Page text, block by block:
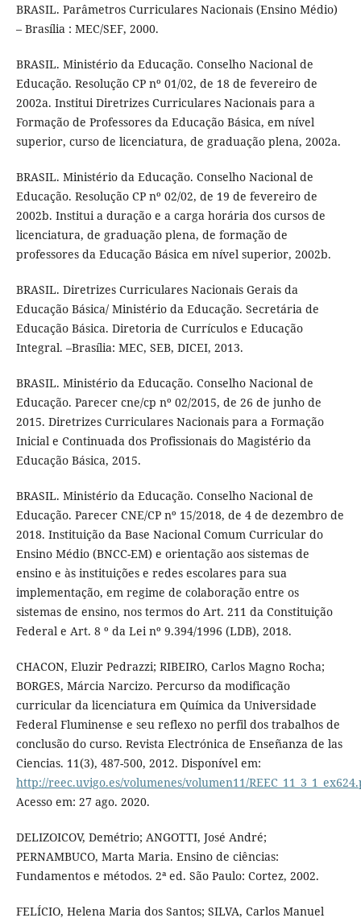
BRASIL. Parâmetros Curriculares Nacionais (Ensino Médio)
– Brasília : MEC/SEF, 2000.
BRASIL. Ministério da Educação. Conselho Nacional de
Educação. Resolução CP nº 01/02, de 18 de fevereiro de
2002a. Institui Diretrizes Curriculares Nacionais para a
Formação de Professores da Educação Básica, em nível
superior, curso de licenciatura, de graduação plena, 2002a.
BRASIL. Ministério da Educação. Conselho Nacional de
Educação. Resolução CP nº 02/02, de 19 de fevereiro de
2002b. Institui a duração e a carga horária dos cursos de
licenciatura, de graduação plena, de formação de
professores da Educação Básica em nível superior, 2002b.
BRASIL. Diretrizes Curriculares Nacionais Gerais da
Educação Básica/ Ministério da Educação. Secretária de
Educação Básica. Diretoria de Currículos e Educação
Integral. –Brasília: MEC, SEB, DICEI, 2013.
BRASIL. Ministério da Educação. Conselho Nacional de
Educação. Parecer cne/cp nº 02/2015, de 26 de junho de
2015. Diretrizes Curriculares Nacionais para a Formação
Inicial e Continuada dos Profissionais do Magistério da
Educação Básica, 2015.
BRASIL. Ministério da Educação. Conselho Nacional de
Educação. Parecer CNE/CP nº 15/2018, de 4 de dezembro de
2018. Instituição da Base Nacional Comum Curricular do
Ensino Médio (BNCC-EM) e orientação aos sistemas de
ensino e às instituições e redes escolares para sua
implementação, em regime de colaboração entre os
sistemas de ensino, nos termos do Art. 211 da Constituição
Federal e Art. 8 º da Lei nº 9.394/1996 (LDB), 2018.
CHACON, Eluzir Pedrazzi; RIBEIRO, Carlos Magno Rocha;
BORGES, Márcia Narcizo. Percurso da modificação
curricular da licenciatura em Química da Universidade
Federal Fluminense e seu reflexo no perfil dos trabalhos de
conclusão do curso. Revista Electrónica de Enseñanza de las
Ciencias. 11(3), 487-500, 2012. Disponível em:
http://reec.uvigo.es/volumenes/volumen11/
Acesso em: 27 ago. 2020.
DELIZOICOV, Demétrio; ANGOTTI, José André;
PERNAMBUCO, Marta Maria. Ensino de ciências:
Fundamentos e métodos. 2ª ed. São Paulo: Cortez, 2002.
FELÍCIO, Helena Maria dos Santos; SILVA, Carlos Manuel